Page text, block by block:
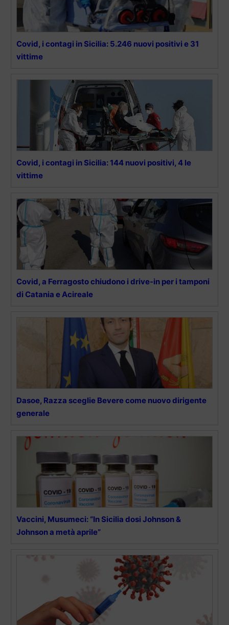
Covid, i contagi in Sicilia: 5.246 nuovi positivi e 31
vittime
Covid, i contagi in Sicilia: 144 nuovi positivi, 4 le
vittime
Covid, a Ferragosto chiudono i drive-in per i tamponi
di Catania e Acireale
Dasoe, Razza sceglie Bevere come nuovo dirigente
generale
Vaccini, Musumeci: “In Sicilia dosi Johnson &
Johnson a metà aprile”